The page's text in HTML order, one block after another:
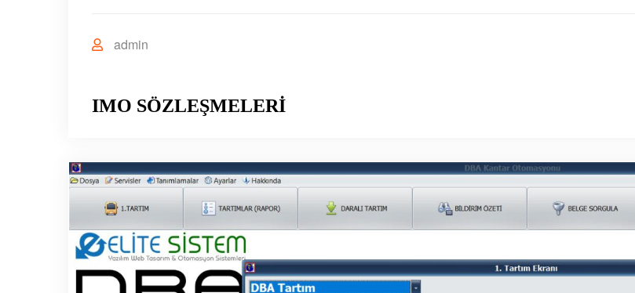
admin
IMO SÖZLEŞMELERİ